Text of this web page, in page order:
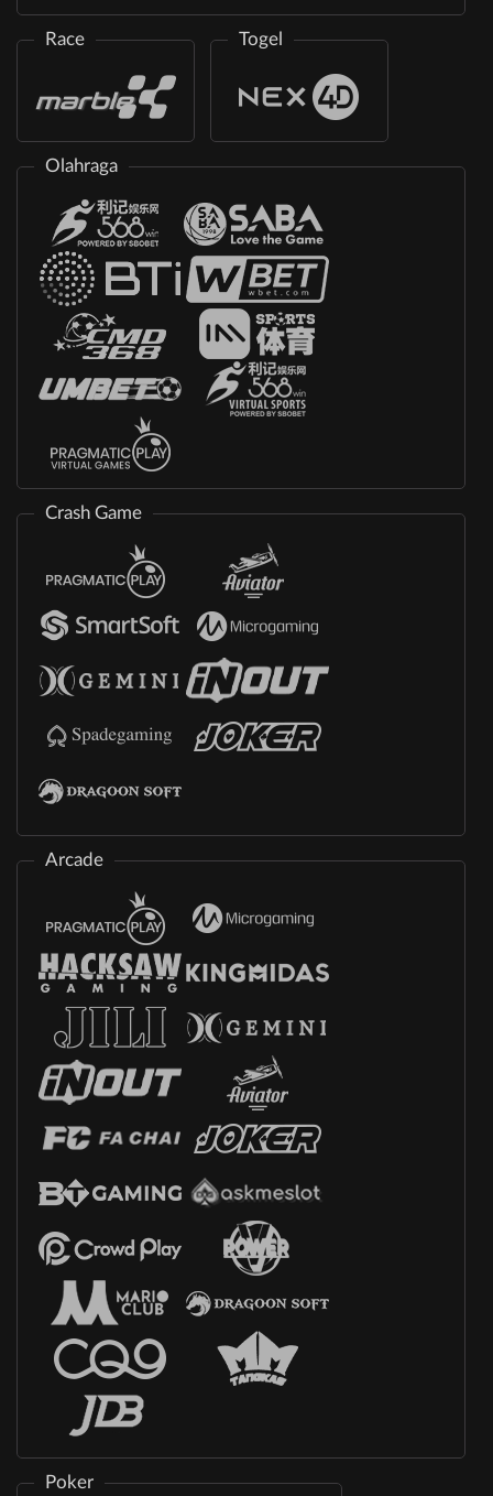
Race Togel
Olahraga
Crash Game
Arcade
Poker